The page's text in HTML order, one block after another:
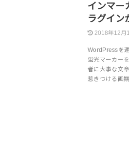
インマー
ラグイン
2018年12月
WordPressを
蛍光マーカー
者に大事な文
惹きつける画